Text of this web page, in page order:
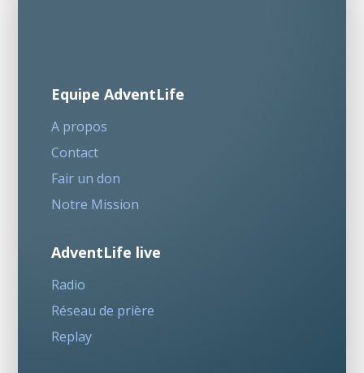
Equipe AdventLife
A propos
Contact
Fair un don
Notre Mission
AdventLife live
Radio
Réseau de prière
Replay